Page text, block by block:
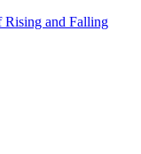
Rising and Falling